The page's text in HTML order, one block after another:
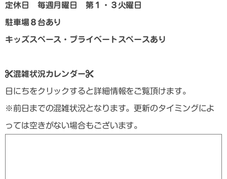
定休日 毎週月曜日 第１・３火曜日
駐車場８台あり
キッズスペース・プライベートスペースあり
混雑状況カレンダー
日にちをクリックすると詳細情報をご覧頂けます。
※前日までの混雑状況となります。更新のタイミングによ
っては空きがない場合もございます。